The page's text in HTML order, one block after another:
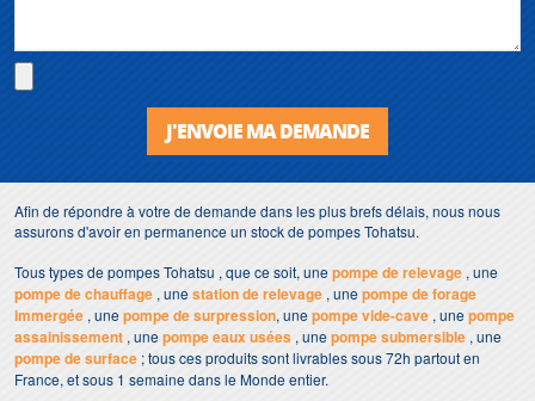
J'ENVOIE MA DEMANDE
Afin de répondre à votre de demande dans les plus brefs délais, nous nous
assurons d'avoir en permanence un stock de pompes Tohatsu.
Tous types de pompes Tohatsu , que ce soit, unepompe de relevage , une
pompe de chauffage , unestation de relevage , unepompe de forage
immergée , unepompe de surpression, unepompe vide-cave , unepompe
assainissement , unepompe eaux usées , unepompe submersible , une
pompe de surface ; tous ces produits sont livrables sous 72h partout en
France, et sous 1 semaine dans le Monde entier.